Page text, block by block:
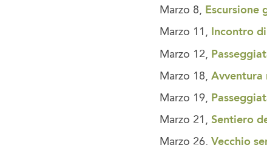
Marzo 8, Escursione
Marzo 11, Incontro
Marzo 12,
Marzo 18,Avventura
Marzo 19,
Marzo 21,Sentiero
Marzo 26,Vecchio